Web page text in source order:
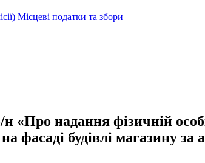
Місцеві податки та збори
«Про надання фізичній
фасаді будівлі магазину